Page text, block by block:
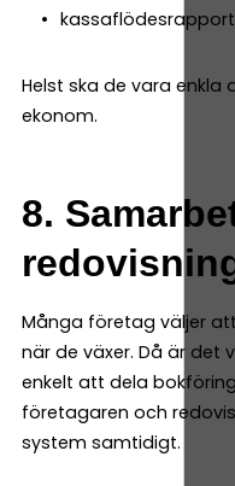
kassaflödesrapport
Helst ska de vara
ekonom.
8.
Många företag väljer
när de växer. Då är
enkelt att dela
företagaren och
system samtidigt.